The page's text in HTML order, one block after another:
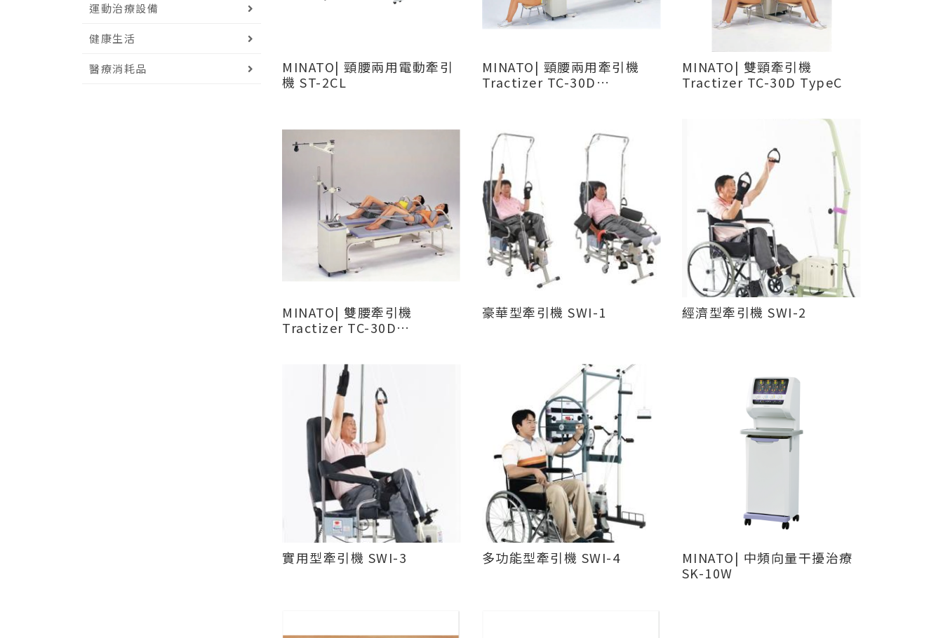
運動治療設備
健康生活
醫療消耗品
MINATO| 頸腰兩用電動牽引
機 ST-2CL
MINATO| 頸腰兩用牽引機
Tractizer TC-30D
MINATO| 雙頸牽引機
Tractizer TC-30D TypeC
MINATO| 雙腰牽引機
Tractizer TC-30D
豪華型牽引機 SWI-1 經濟型牽引機 SWI-2
實用型牽引機 SWI-3 多功能型牽引機 SWI-4
MINATO| 中頻向量干擾治療
SK-10W